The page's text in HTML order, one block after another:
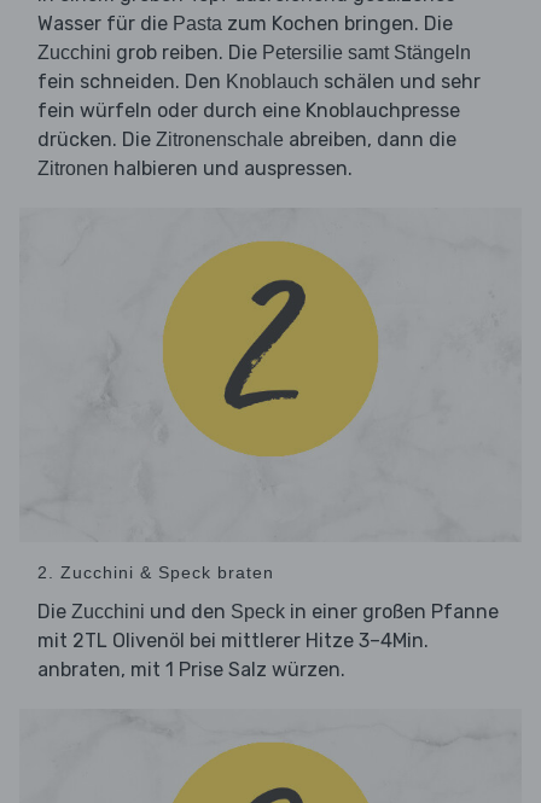
Wasser für die Pasta zum Kochen bringen. Die
Zucchini grob reiben. Die Petersilie samt Stängeln
fein schneiden. Den Knoblauch schälen und sehr
fein würfeln oder durch eine Knoblauchpresse
drücken. Die Zitronenschale abreiben, dann die
Zitronen halbieren und auspressen.
2. Zucchini & Speck braten
Die Zucchini und den Speck in einer großen Pfanne
mit 2TL Olivenöl bei mittlerer Hitze 3–4Min.
anbraten, mit 1 Prise Salz würzen.